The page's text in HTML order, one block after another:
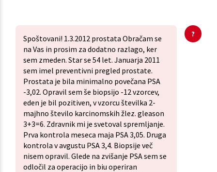
Spoštovani! 1.3.2012 prostata Obračam se
na Vas in prosim za dodatno razlago, ker
sem zmeden. Star se 54 let. Januarja 2011
sem imel preventivni pregled prostate.
Prostata je bila minimalno povečana PSA
-3,02. Opravil sem še biopsijo -12 vzorcev,
eden je bil pozitiven, v vzorcu številka 2-
majhno število karcinomskih žlez. gleason
3+3=6. Zdravnik mi je svetoval spremljanje.
Prva kontrola meseca maja PSA 3,05. Druga
kontrola v avgustu PSA 3,4. Biopsije več
nisem opravil. Glede na zvišanje PSA sem se
odločil za operacijo in biu operiran